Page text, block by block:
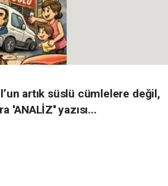
artık süslü cümlelere değil,
yazısı...